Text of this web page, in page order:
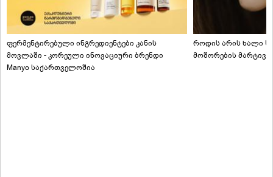
ფერმენტირებული ინგრედიენტები კანის
მოვლაში - კორეული ინოვაციური ბრენდი
Manyo საქართველოშია
როდის არის ხალი
მოშორების